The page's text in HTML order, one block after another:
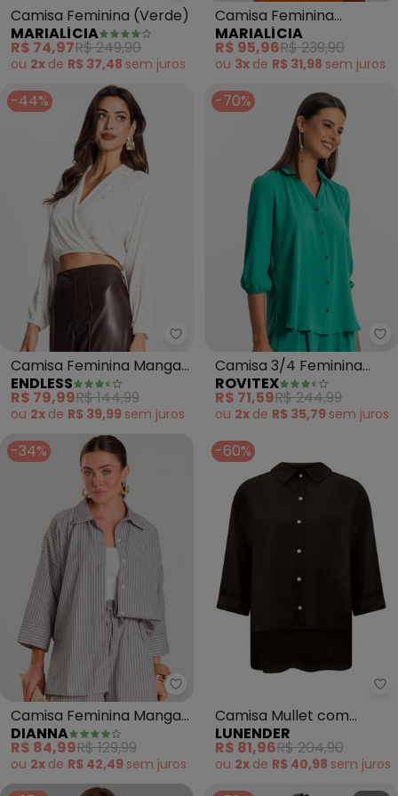
Camisa Feminina (Verde)
MARIALÍCIA
R$ 74,97R$ 249,90
ou 2x de R$ 37,48 sem juros
Camisa Feminina
Alfaiataria com Botões
(Bege)
MARIALÍCIA
R$ 95,96R$ 239,90
ou 3x de R$ 31,98 sem juros
-44%
Endless - Camisa Feminina
Camisa Feminina Manga
Longa com Strass (Bege)
ENDLESS
R$ 79,99R$ 144,99
ou 2x de R$ 39,99 sem juros
-70%
Camisa 3/4 Feminina
(Verde)
ROVITEX
R$ 71,59R$ 244,99
ou 2x de R$ 35,79 sem juros
-34%
Dianna - Camisa Feminina
Camisa Feminina Manga
7/8 Listrada (Preto)
DIANNA
R$ 84,99R$ 129,99
ou 2x de R$ 42,49 sem juros
-60%
Camisa Mullet com
Mangas 3/4 (Marrom)
LUNENDER
R$ 81,96R$ 204,90
ou 2x de R$ 40,98 sem juros